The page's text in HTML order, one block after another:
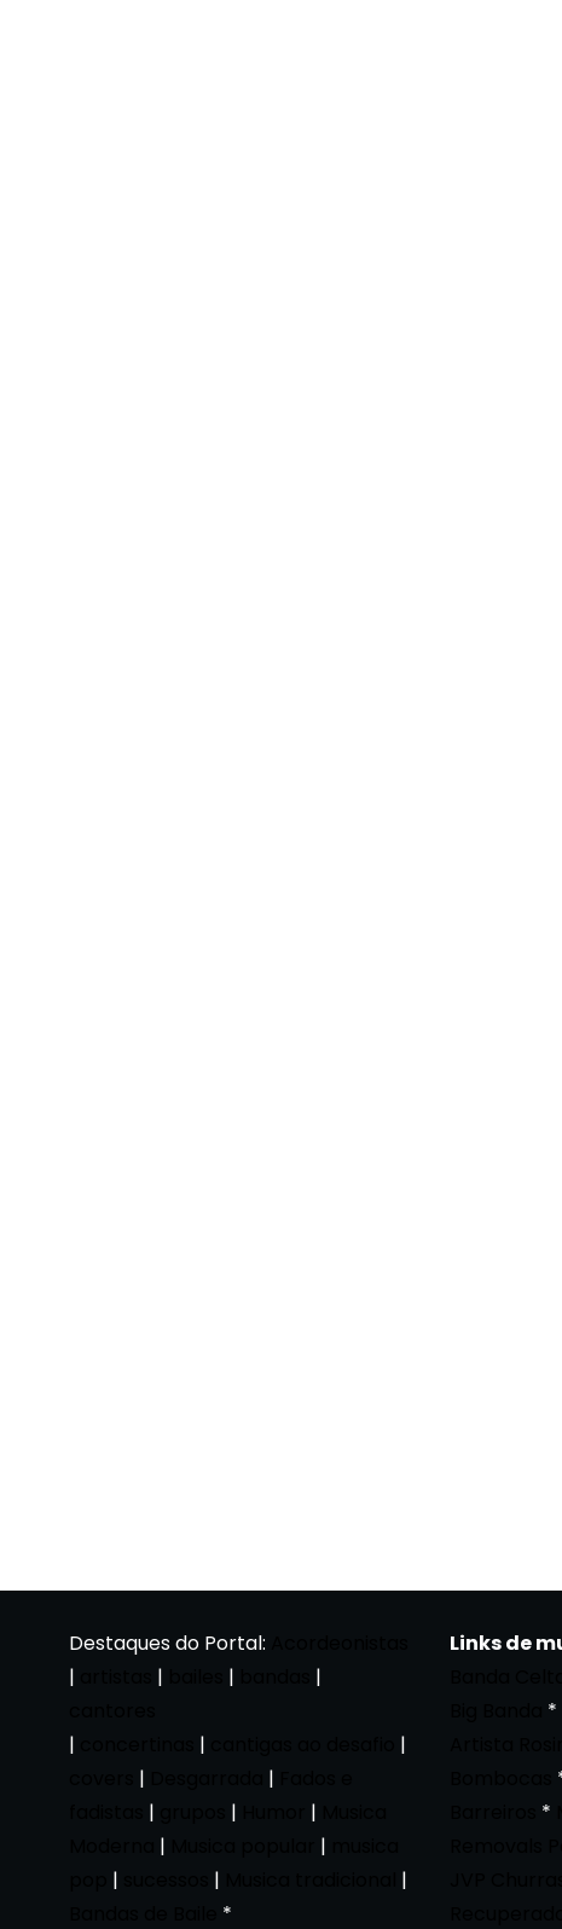
Destaques do Portal:
|
| |
|
|
|
|
| |
| | |
| |
| |
|
*
Links de
*
*